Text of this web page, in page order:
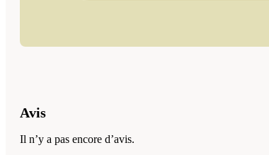
Avis
Il n’y a pas encore d’avis.